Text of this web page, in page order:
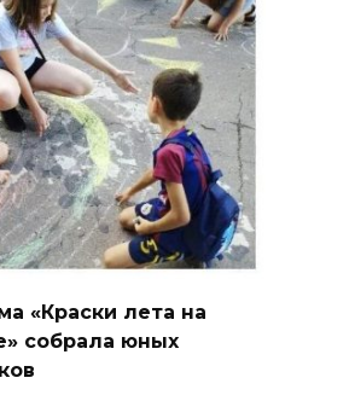
«Краски лета на
собрала юных